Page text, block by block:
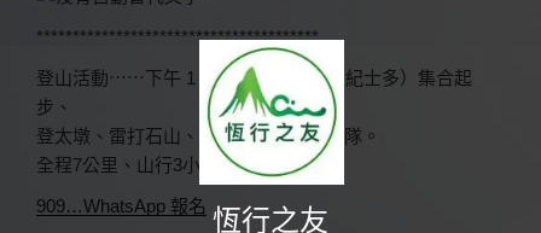
***************************************
登山活動⋯⋯下午 1 點正、北潭涌（發紀士多）集合起
步、
登太墩、雷打石山、雞公山、水浪窩散隊。
全程7公里、山行3小時、量力參加。
909…WhatsApp 報名 恆行之友